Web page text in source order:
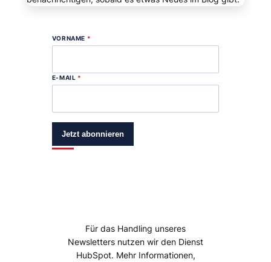
VORNAME *
E-MAIL *
Jetzt abonnieren
Für das Handling unseres
Newsletters nutzen wir den Dienst
HubSpot. Mehr Informationen,